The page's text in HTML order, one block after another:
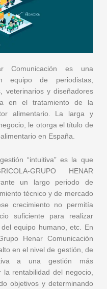
Comunicación es una
equipo de periodistas,
veterinarios y diseñadores
en el tratamiento de la
alimentario. La larga y
le otorga el título de
en España.
“intuitiva” es la que
GRUPO HENAR
un largo periodo de
técnico y de mercado
crecimiento no permitía
suficiente para realizar
equipo humano, etc. En
Henar Comunicación
en el nivel de gestión, de
a una gestión más
la rentabilidad del negocio,
objetivos y determinando